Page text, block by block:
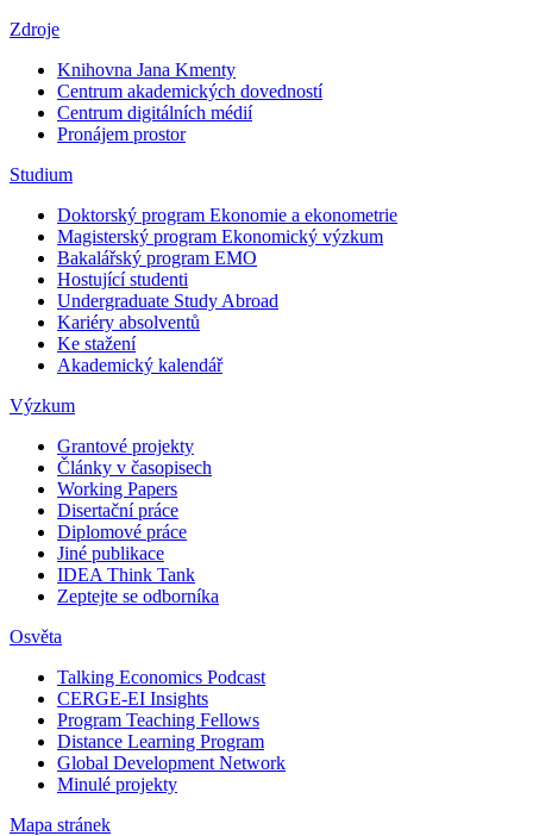
Zdroje
Knihovna Jana Kmenty
Centrum akademických dovedností
Centrum digitálních médií
Pronájem prostor
Studium
Doktorský program Ekonomie a ekonometrie
Magisterský program Ekonomický výzkum
Bakalářský program EMO
Hostující studenti
Undergraduate Study Abroad
Kariéry absolventů
Ke stažení
Akademický kalendář
Výzkum
Grantové projekty
Články v časopisech
Working Papers
Disertační práce
Diplomové práce
Jiné publikace
IDEA Think Tank
Zeptejte se odborníka
Osvěta
Talking Economics Podcast
CERGE-EI Insights
Program Teaching Fellows
Distance Learning Program
Global Development Network
Minulé projekty
Mapa stránek